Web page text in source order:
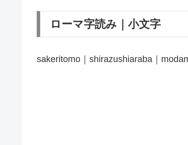
ローマ字読み｜小文字
sakeritomo｜shirazushiaraba｜